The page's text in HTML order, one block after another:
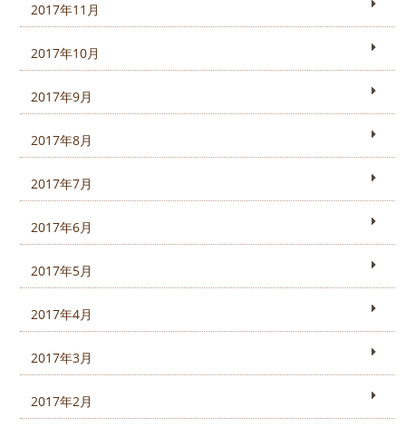
2017年11月
2017年10月
2017年9月
2017年8月
2017年7月
2017年6月
2017年5月
2017年4月
2017年3月
2017年2月